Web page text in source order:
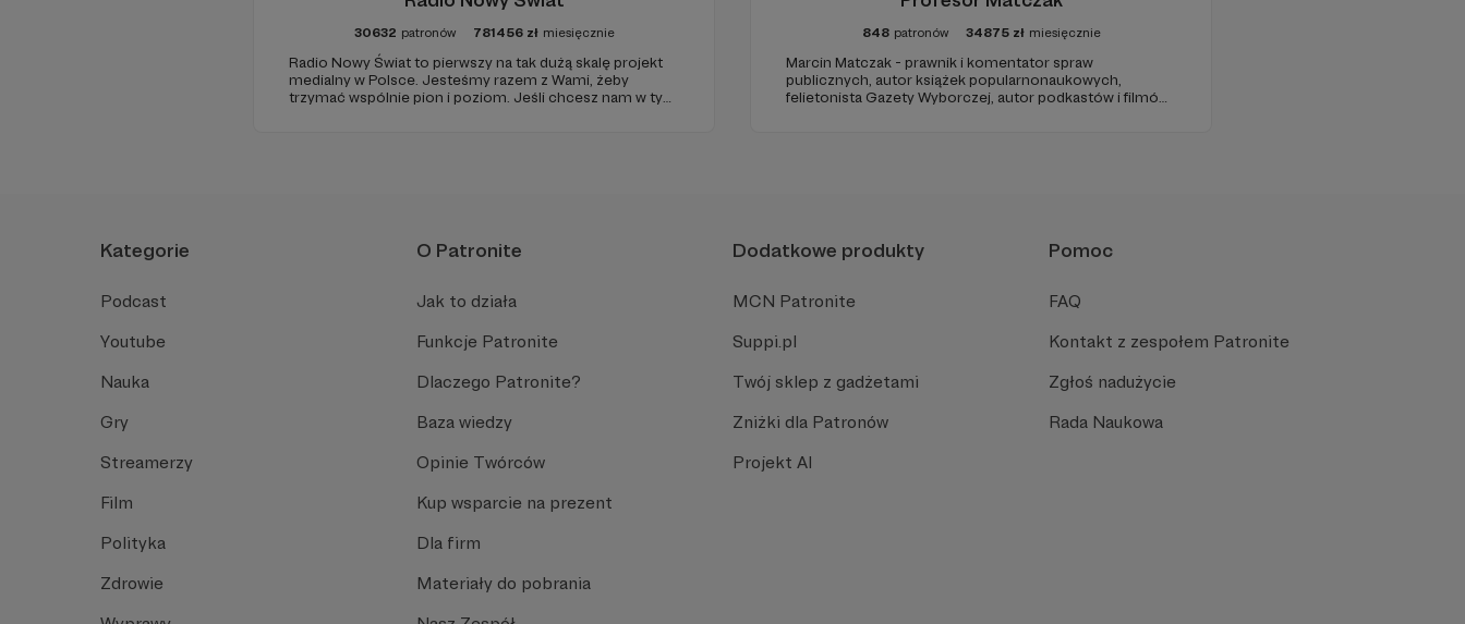
30632 patronów 781456 zł miesięcznie
Radio Nowy Świat to pierwszy na tak dużą skalę projekt
medialny w Polsce. Jesteśmy razem z Wami, żeby
trzymać wspólnie pion i poziom. Jeśli chcesz nam w tym
848 patronów 34875 zł miesięcznie
Marcin Matczak - prawnik i komentator spraw
publicznych, autor książek popularnonaukowych,
felietonista Gazety Wyborczej, autor podkastów i filmów
Kategorie
Podcast
Youtube
Nauka
Gry
Streamerzy
Film
Polityka
Zdrowie
O Patronite
Jak to działa
Funkcje Patronite
Dlaczego Patronite?
Baza wiedzy
Opinie Twórców
Kup wsparcie na prezent
Dla firm
Materiały do pobrania
Dodatkowe produkty
MCN Patronite
Suppi.pl
Twój sklep z gadżetami
Zniżki dla Patronów
Projekt AI
Pomoc
FAQ
Kontakt z zespołem Patronite
Zgłoś nadużycie
Rada Naukowa